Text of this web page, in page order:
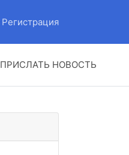
Регистрация
ПРИСЛАТЬ НОВОСТЬ